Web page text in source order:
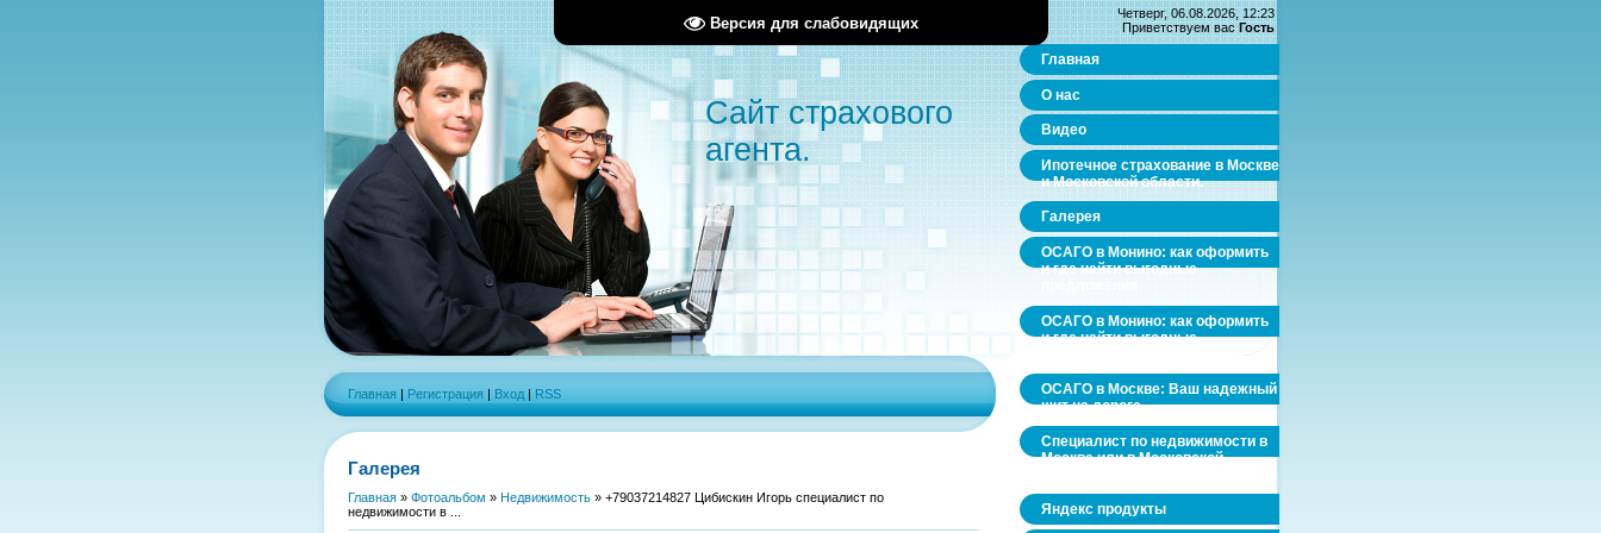
Версия для слабовидящих
Сайт страхового
агента.
Главная | Регистрация | Вход | RSS
Галерея
Главная » Фотоальбом » Недвижимость » +79037214827 Цибискин Игорь специалист по
недвижимости в ...
Четверг, 06.08.2026, 12:23
Приветствуем вас Гость
Главная
О нас
Видео
Ипотечное страхование в Москве
и Московской области.
Галерея
ОСАГО в Монино: как оформить
и где найти выгодные
ОСАГО в Монино: как оформить
и где найти выгодные
ОСАГО в Москве: Ваш надежный
щит на дороге
Специалист по недвижимости в
Москве или в Московской
Яндекс продукты